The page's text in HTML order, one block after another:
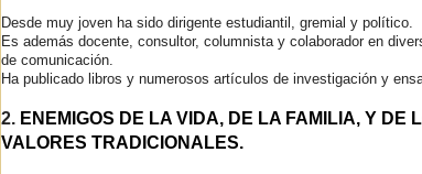
Desde muy joven ha sido dirigente estudiantil, gremial y político.
Es además docente, consultor, columnista y colaborador en
de comunicación.
Ha publicado libros y numerosos artículos de investigación y
2. ENEMIGOS DE LA VIDA, DE LA FAMILIA, Y DE
VALORES TRADICIONALES.